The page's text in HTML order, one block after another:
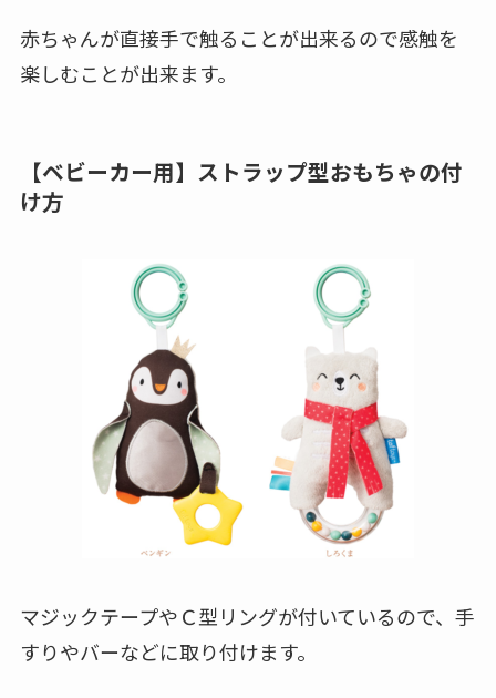
赤ちゃんが直接手で触ることが出来るので感触を
楽しむことが出来ます。
【ベビーカー用】ストラップ型おもちゃの付
け方
マジックテープやＣ型リングが付いているので、手
すりやバーなどに取り付けます。